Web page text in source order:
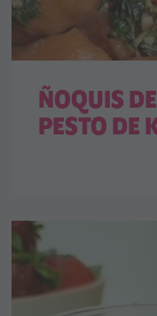
ÑOQUIS
PESTO DE